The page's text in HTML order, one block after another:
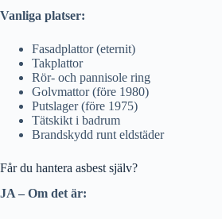
Vanliga platser:
Fasadplattor (eternit)
Takplattor
Rör- och pannisole ring
Golvmattor (före 1980)
Putslager (före 1975)
Tätskikt i badrum
Brandskydd runt eldstäder
Får du hantera asbest själv?
JA – Om det är: